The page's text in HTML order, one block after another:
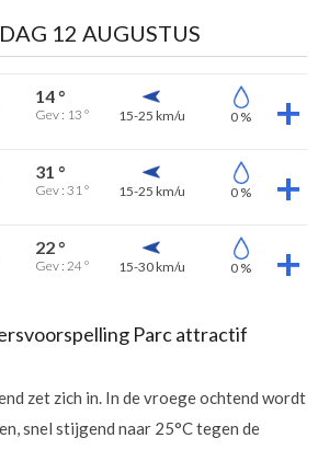
12 AUGUSTUS
14 °
Gev : 13 ° 15-25 km/u 0 %
31 °
Gev : 31 ° 15-25 km/u 0 %
22 °
Gev : 24 ° 15-30 km/u 0 %
Parc attractif
zet zich in. In de vroege ochtend wordt
snel stijgend naar 25°C tegen de